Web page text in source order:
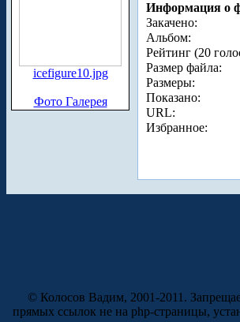
icefigure10.jpg
Фото Галерея
Информация о
Закачено:
Альбом:
Рейтинг (20
Размер файла:
Размеры:
Показано:
URL:
Избранное:
© Колосов Вадим, 2001-2011.
прямых ссылок не на php-страницы,